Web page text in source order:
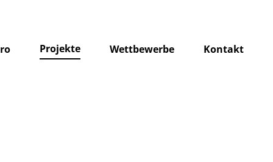
Projekte Wettbewerbe Kontakt